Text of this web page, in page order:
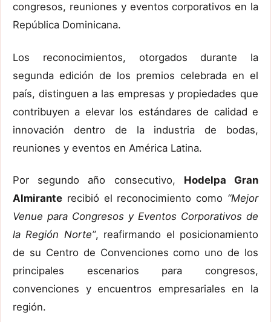
congresos, reuniones y eventos corporativos en la
República Dominicana.
Los reconocimientos, otorgados durante la
segunda edición de los premios celebrada en el
país, distinguen a las empresas y propiedades que
contribuyen a elevar los estándares de calidad e
innovación dentro de la industria de bodas,
reuniones y eventos en América Latina.
Por segundo año consecutivo, Hodelpa Gran
Almirante recibió el reconocimiento como “Mejor
Venue para Congresos y Eventos Corporativos de
la Región Norte”, reafirmando el posicionamiento
de su Centro de Convenciones como uno de los
principales escenarios para congresos,
convenciones y encuentros empresariales en la
región.